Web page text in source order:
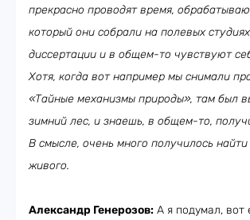
прекрасно проводят время,
который они собрали на полевых
диссертации и в общем-то чувствуют
Хотя, когда вот например мы снимали
«Тайные механизмы природы», там был
зимний лес, и знаешь, в общем-то,
В смысле, очень много получилось найти
живого.
Александр Генерозов: А я подумал, вот